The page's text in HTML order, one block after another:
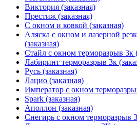
Виктория (заказная)
Престиж (заказная)
С окном и ковкой (заказная)
Аляска с окном и лазерной
(заказная)
Стайл с окном терморазрыв 3к
Лабиринт терморазрыв 3к
Русь (заказная)
Лацио (заказная)
Император с окном
Spark (заказная)
Аполлон (заказная)
Снегирь с окном терморазрыв